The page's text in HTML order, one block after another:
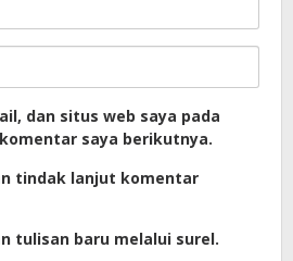
dan situs web saya pada
saya berikutnya.
tindak lanjut komentar
tulisan baru melalui surel.